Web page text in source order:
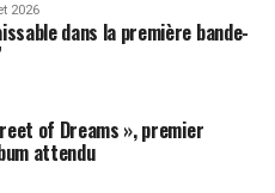
2026
dans la première bande-
of Dreams », premier
attendu